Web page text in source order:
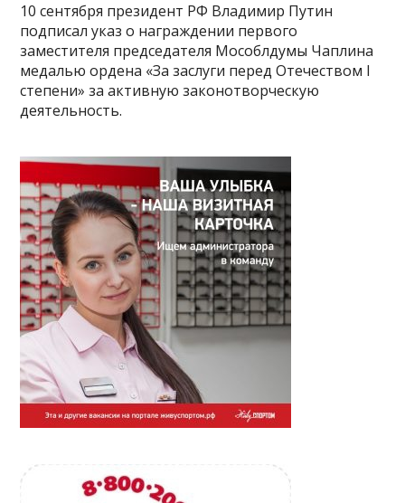
10 сентября президент РФ Владимир Путин
подписал указ о награждении первого
заместителя председателя Мособлдумы Чаплина
медалью ордена «За заслуги перед Отечеством I
степени» за активную законотворческую
деятельность.